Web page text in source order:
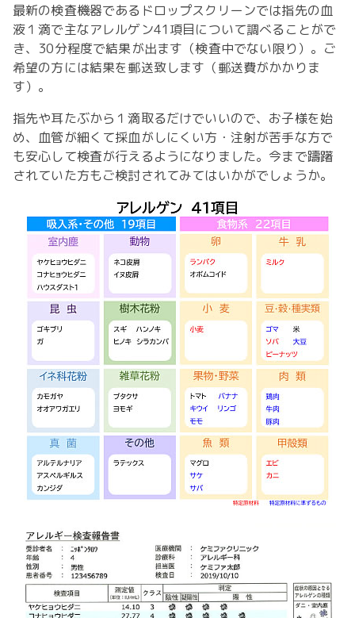
最新の検査機器であるドロップスクリーンでは指先の血
液１滴で主なアレルゲン41項目について調べることがで
き、30分程度で結果が出ます（検査中でない限り）。ご
希望の方には結果を郵送致します（郵送費がかかりま
す）。
指先や耳たぶから１滴取るだけでいいので、お子様を始
め、血管が細くて採血がしにくい方・注射が苦手な方で
も安心して検査が行えるようになりました。今まで躊躇
されていた方もご検討されてみてはいかがでしょうか。